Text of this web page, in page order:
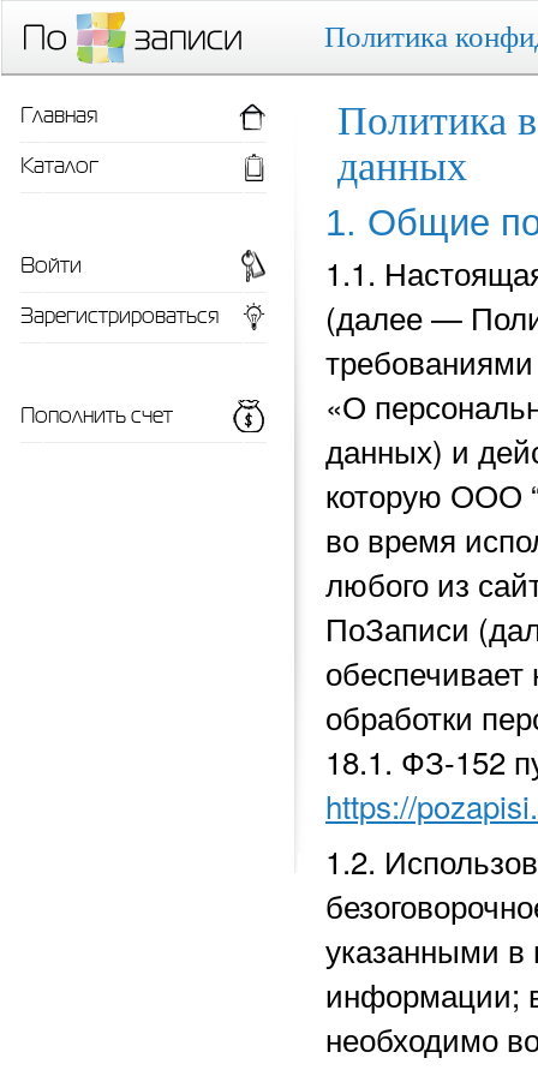
Политика
Политика
данных
1. Общие
1.1.
(далее —
«О
данных) и
которую ООО
во время
любого из
ПоЗаписи
обработки
18.1. ФЗ-152
https://
1.2.
указанными в
информации;
необходимо
Главная
Каталог
Войти
Зарегистрироваться
Пополнить счет